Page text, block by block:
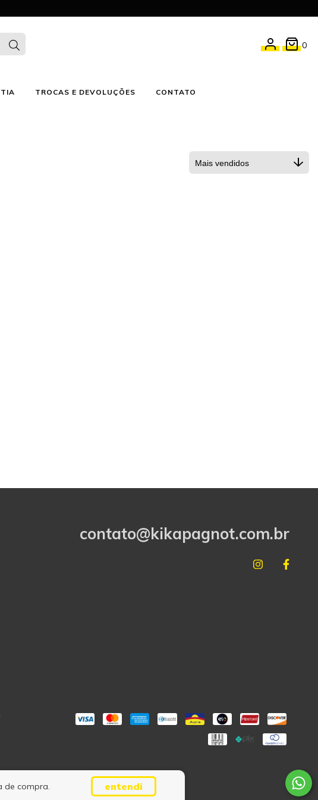
0
TROCAS E DEVOLUÇÕES CONTATO
de compra. entendi
contato@kikapagnot.com.br